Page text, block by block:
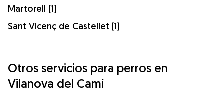
Martorell (1)
Sant Vicenç de Castellet (1)
Otros servicios para perros en
Vilanova del Camí